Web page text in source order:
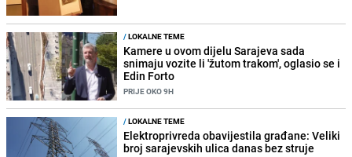
/LOKALNE TEME
Kamere u ovom dijelu Sarajeva sada
snimaju vozite li 'žutom trakom', oglasio se i
Edin Forto
PRIJE OKO 9H
/LOKALNE TEME
Elektroprivreda obavijestila građane: Veliki
broj sarajevskih ulica danas bez struje